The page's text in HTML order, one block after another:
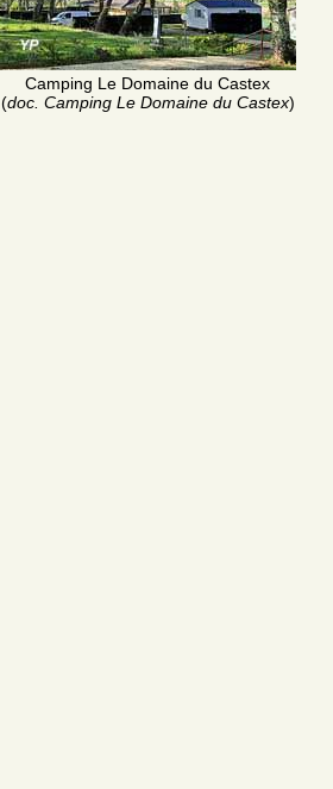
Camping Le Domaine du Castex
(doc. Camping Le Domaine du Castex)